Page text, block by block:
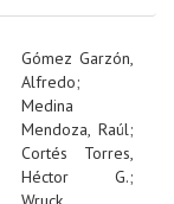
Gómez Garzón,
Alfredo;
Medina
Mendoza, Raúl;
Cortés Torres,
Héctor G.;